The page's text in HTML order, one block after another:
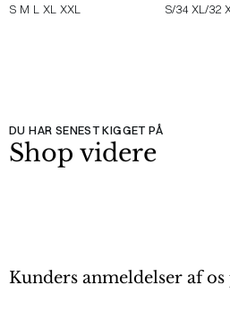
S M L XL XXL S/34 XL/32
DU HAR SENEST KIGGET PÅ
Shop videre
Kunders anmeldelser af